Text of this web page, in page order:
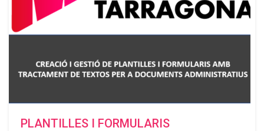
PLANTILLES I FORMULARIS